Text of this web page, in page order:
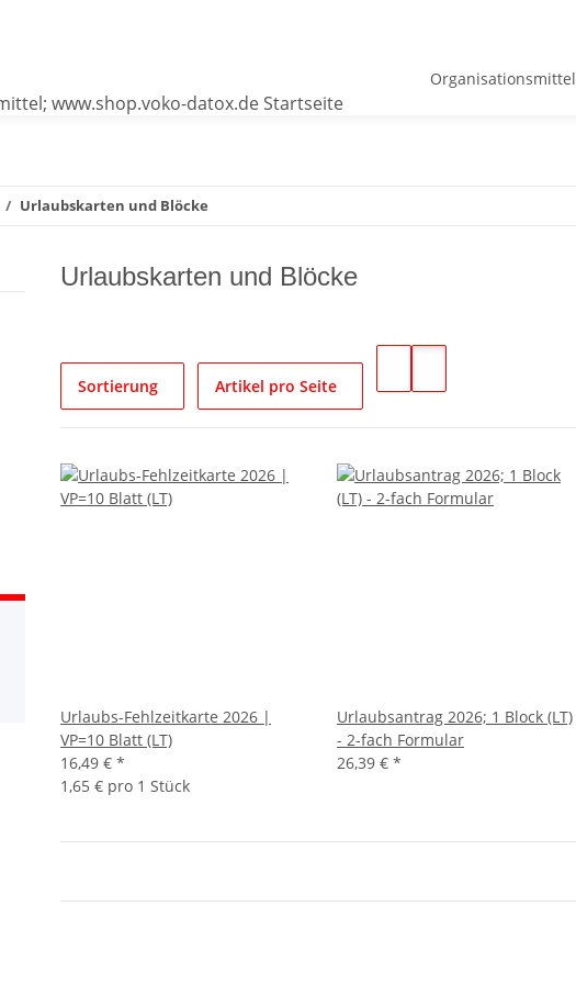
Organisationsmittel
Urlaubskarten und Blöcke
Urlaubskarten und Blöcke
Sortierung Artikel pro Seite
Urlaubs-Fehlzeitkarte 2026 |
VP=10 Blatt (LT)
16,49 € *
1,65 € pro 1 Stück
Urlaubsantrag 2026; 1 Block (LT)
- 2-fach Formular
26,39 € *